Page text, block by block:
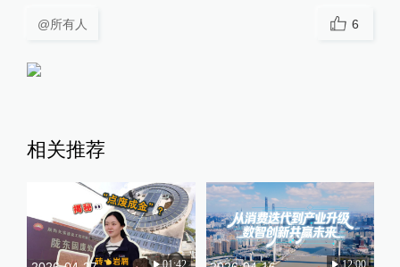
@所有人 6
相关推荐
01:42 12:00